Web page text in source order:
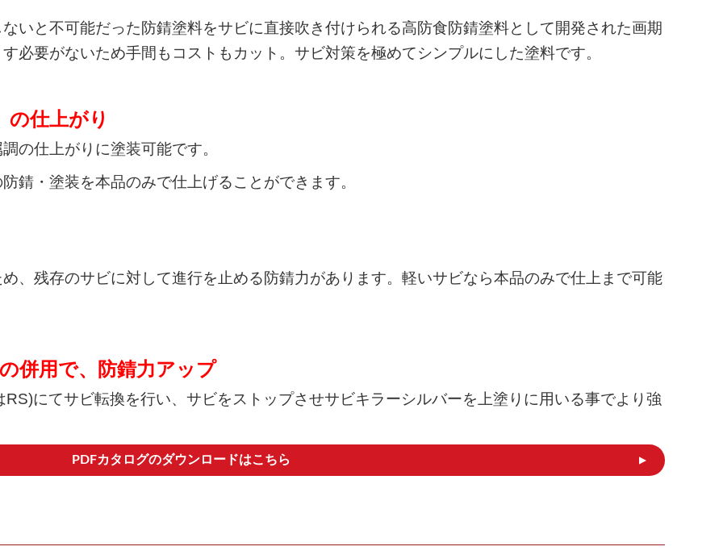
いと不可能だった防錆塗料をサビに直接吹き付けられる高防食防錆塗料として開発された画期
必要がないため手間もコストもカット。サビ対策を極めてシンプルにした塗料です。
の仕上がり
の仕上がりに塗装可能です。
錆・塗装を本品のみで仕上げることができます。
、残存のサビに対して進行を止める防錆力があります。 軽いサビなら本品のみで仕上まで可能
併用で、防錆力アップ
にてサビ転換を行い、サビをストップさせサビキラーシルバーを上塗りに用いる事でより強
PDFカタログのダウンロードはこちら